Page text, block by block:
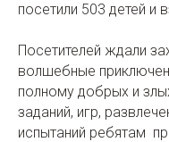
посетили 503 детей и
Посетителей ждали
волшебные
полному добрых и
заданий, игр,
испытаний ребятам